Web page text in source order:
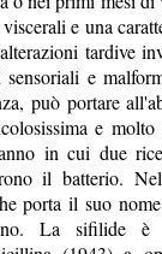
e una
tardive
e
può portare
e molto
in cui due
il batterio.
porta il suo
La sifilide è